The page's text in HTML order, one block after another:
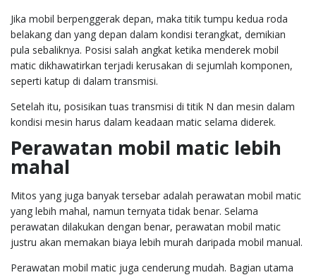
Jika mobil berpenggerak depan, maka titik tumpu kedua roda
belakang dan yang depan dalam kondisi terangkat, demikian
pula sebaliknya. Posisi salah angkat ketika menderek mobil
matic dikhawatirkan terjadi kerusakan di sejumlah komponen,
seperti katup di dalam transmisi.
Setelah itu, posisikan tuas transmisi di titik N dan mesin dalam
kondisi mesin harus dalam keadaan matic selama diderek.
Perawatan mobil matic lebih
mahal
Mitos yang juga banyak tersebar adalah perawatan mobil matic
yang lebih mahal, namun ternyata tidak benar. Selama
perawatan dilakukan dengan benar, perawatan mobil matic
justru akan memakan biaya lebih murah daripada mobil manual.
Perawatan mobil matic juga cenderung mudah. Bagian utama